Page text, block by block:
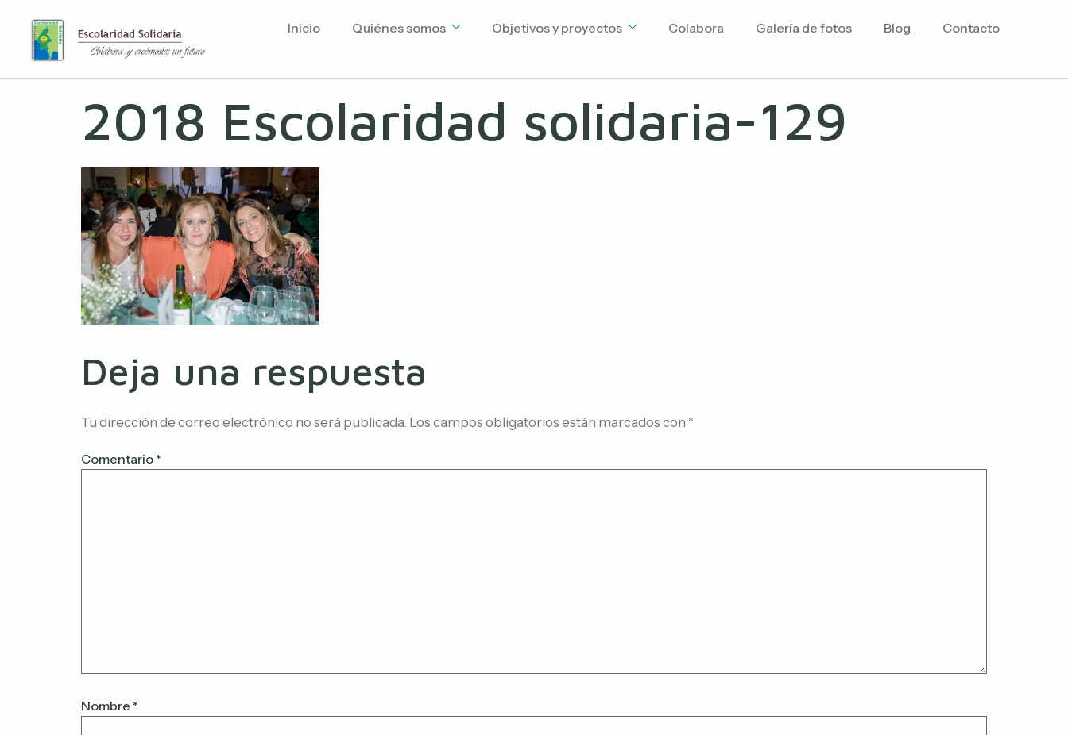
Inicio Quiénes somos Objetivos y proyectos Colabora Galería de fotos Blog Contacto
2018 Escolaridad solidaria-129
Deja una respuesta
Tu dirección de correo electrónico no será publicada. Los campos obligatorios están marcados con *
Comentario *
Nombre *